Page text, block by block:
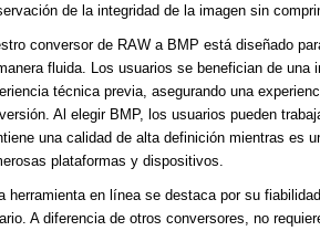
de la integridad de la imagen sin
conversor de RAW a BMP está diseñado
fluida. Los usuarios se benefician de una
técnica previa, asegurando una
Al elegir BMP, los usuarios pueden
una calidad de alta definición mientras es
plataformas y dispositivos.
herramienta en línea se destaca por su
A diferencia de otros conversores, no